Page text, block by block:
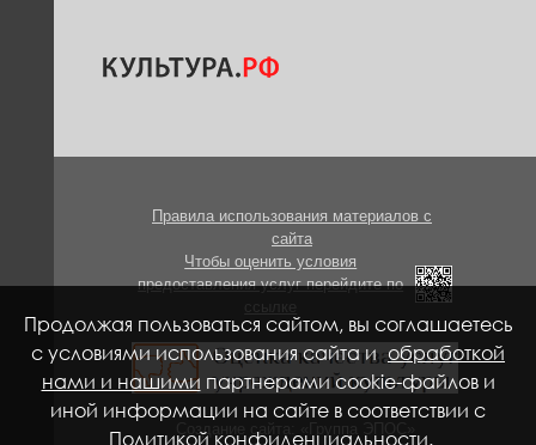
Правила использования материалов с
сайта
Чтобы оценить условия
предоставления услуг перейдите по
Создание сайта: «Группа ЭПОС»
Продолжая пользоваться сайтом, вы соглашаетесь
с условиями использования сайта и обработкой
нами и нашими партнерами cookie-файлов и
иной информации на сайте в соответствии с
Политикой конфиденциальности.